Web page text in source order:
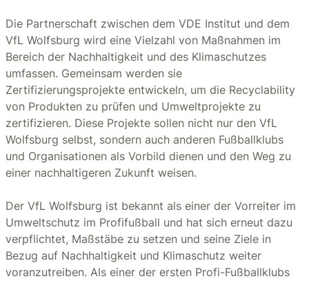
Die Partnerschaft zwischen dem VDE Institut und dem
VfL Wolfsburg wird eine Vielzahl von Maßnahmen im
Bereich der Nachhaltigkeit und des Klimaschutzes
umfassen. Gemeinsam werden sie
Zertifizierungsprojekte entwickeln, um die Recyclability
von Produkten zu prüfen und Umweltprojekte zu
zertifizieren. Diese Projekte sollen nicht nur den VfL
Wolfsburg selbst, sondern auch anderen Fußballklubs
und Organisationen als Vorbild dienen und den Weg zu
einer nachhaltigeren Zukunft weisen.
Der VfL Wolfsburg ist bekannt als einer der Vorreiter im
Umweltschutz im Profifußball und hat sich erneut dazu
verpflichtet, Maßstäbe zu setzen und seine Ziele in
Bezug auf Nachhaltigkeit und Klimaschutz weiter
voranzutreiben. Als einer der ersten Profi-Fußballklubs